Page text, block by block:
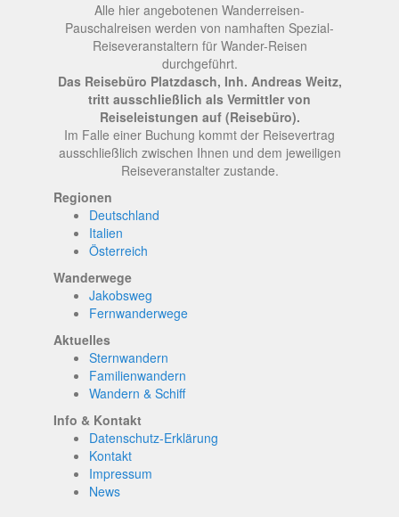
Alle hier angebotenen Wanderreisen-
Pauschalreisen werden von namhaften Spezial-
Reiseveranstaltern für Wander-Reisen
durchgeführt.
Das Reisebüro Platzdasch, Inh. Andreas Weitz,
tritt ausschließlich als Vermittler von
Reiseleistungen auf (Reisebüro).
Im Falle einer Buchung kommt der Reisevertrag
ausschließlich zwischen Ihnen und dem jeweiligen
Reiseveranstalter zustande.
Regionen
Deutschland
Italien
Österreich
Wanderwege
Jakobsweg
Fernwanderwege
Aktuelles
Sternwandern
Familienwandern
Wandern & Schiff
Info & Kontakt
Datenschutz-Erklärung
Kontakt
Impressum
News